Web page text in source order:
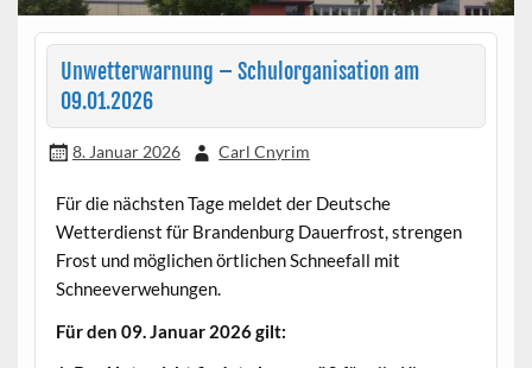
Unwetterwarnung – Schulorganisation am
09.01.2026
8. Januar 2026 Carl Cnyrim
Für die nächsten Tage meldet der Deutsche
Wetterdienst für Brandenburg Dauerfrost, strengen
Frost und möglichen örtlichen Schneefall mit
Schneeverwehungen.
Für den 09. Januar 2026 gilt: